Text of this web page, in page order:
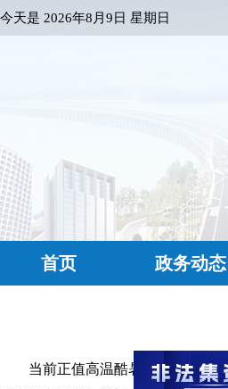
今天是 2026年8月9日 星期日
首页 政务动态
当前正值高温酷暑天气，武进